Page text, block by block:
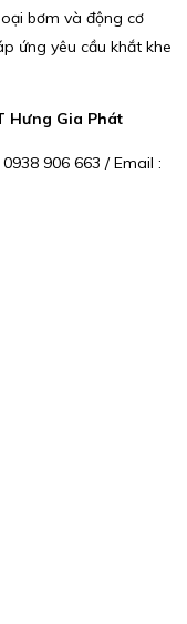
bơm và động cơ
ứng yêu cầu khắt khe
Hưng Gia Phát
906 663 / Email :